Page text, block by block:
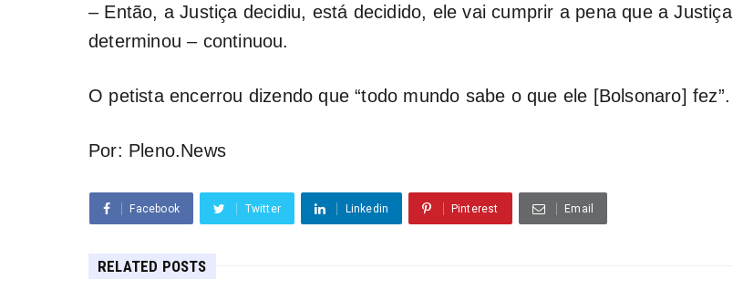
– Então, a Justiça decidiu, está decidido, ele vai cumprir a pena que a Justiça
determinou – continuou.
O petista encerrou dizendo que “todo mundo sabe o que ele [Bolsonaro] fez”.
Por: Pleno.News
Facebook Twitter Linkedin Pinterest Email
RELATED POSTS